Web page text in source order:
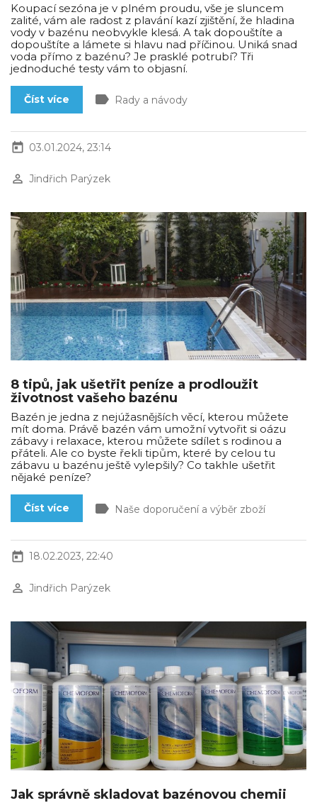
Koupací sezóna je v plném proudu, vše je sluncem
zalité, vám ale radost z plavání kazí zjištění, že hladina
vody v bazénu neobvykle klesá. A tak dopouštíte a
dopouštíte a lámete si hlavu nad příčinou. Uniká snad
voda přímo z bazénu? Je prasklé potrubí? Tři
jednoduché testy vám to objasní.
Číst více label Rady a návody
today 03.01.2024, 23:14
perm_identity Jindřich Parýzek
8 tipů, jak ušetřit peníze a prodloužit
životnost vašeho bazénu
Bazén je jedna z nejúžasnějších věcí, kterou můžete
mít doma. Právě bazén vám umožní vytvořit si oázu
zábavy i relaxace, kterou můžete sdílet s rodinou a
přáteli. Ale co byste řekli tipům, které by celou tu
zábavu u bazénu ještě vylepšily? Co takhle ušetřit
nějaké peníze?
Číst více label Naše doporučení a výběr zboží
today 18.02.2023, 22:40
perm_identity Jindřich Parýzek
Jak správně skladovat bazénovou chemii